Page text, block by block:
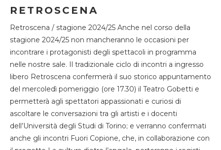
RETROSCENA
Retroscena / stagione 2024/25 Anche nel corso della
stagione 2024/25 non mancheranno le occasioni per
incontrare i protagonisti degli spettacoli in programma
nelle nostre sale. Il tradizionale ciclo di incontri a ingresso
libero Retroscena confermerà il suo storico appuntamento
del mercoledì pomeriggio (ore 17.30) il Teatro Gobetti e
permetterà agli spettatori appassionati e curiosi di
ascoltare le conversazioni tra gli artisti e i docenti
dell’Università degli Studi di Torino; e verranno confermati
anche gli incontri Fuori Copione, che, in collaborazione con